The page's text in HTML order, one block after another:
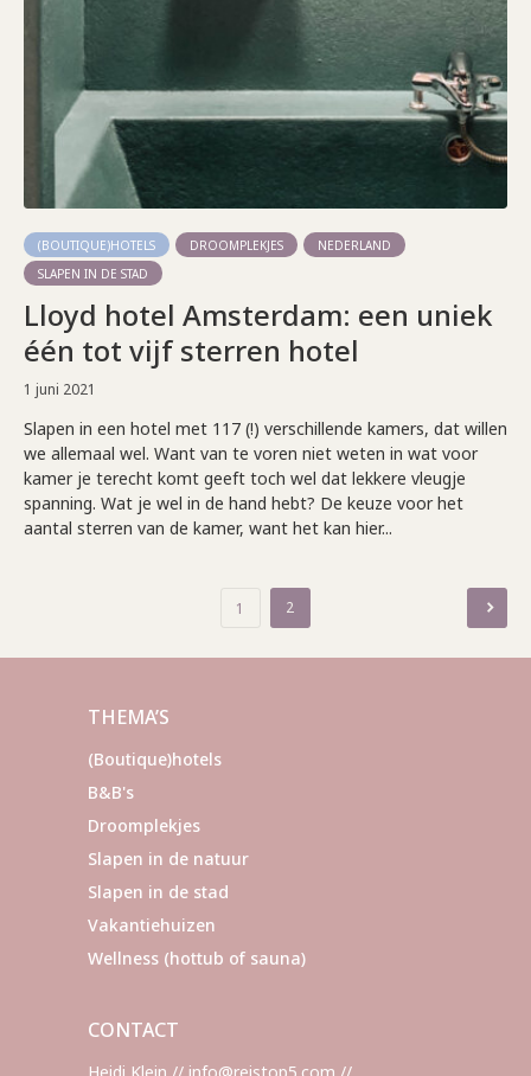
(BOUTIQUE)HOTELS DROOMPLEKJES
NEDERLAND
SLAPEN IN DE STAD
Lloyd hotel Amsterdam: een uniek
één tot vijf sterren hotel
1 juni 2021
Slapen in een hotel met 117 (!) verschillende kamers, dat willen
we allemaal wel. Want van te voren niet weten in wat voor
kamer je terecht komt geeft toch wel dat lekkere vleugje
spanning. Wat je wel in de hand hebt? De keuze voor het
aantal sterren van de kamer, want het kan hier...
paginering
1 2
THEMA’S
(Boutique)hotels
B&B's
Droomplekjes
Slapen in de natuur
Slapen in de stad
Vakantiehuizen
Wellness (hottub of sauna)
CONTACT
Heidi Klein // info@reistop5.com //